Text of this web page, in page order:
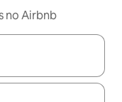
no Airbnb
explore-os